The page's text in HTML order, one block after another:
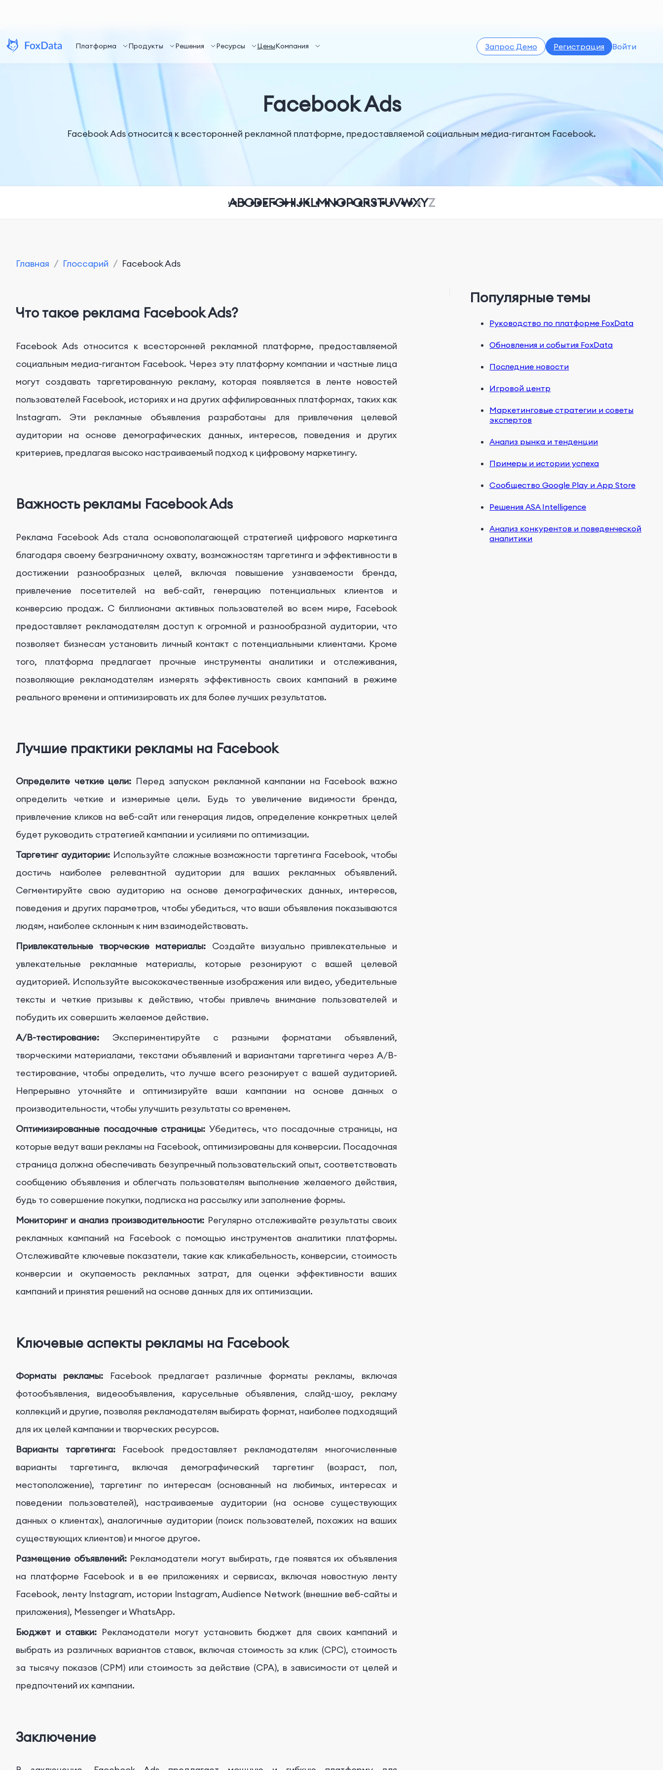
Платформа Продукты Решения Ресурсы ЦеныКомпания Запрос Демо Регистрация Войти
Facebook Ads
Facebook Ads относится к всесторонней рекламной платформе, предоставляемой социальным медиа-гигантом Facebook.
ABCDEFGHIJKLMNOPQRSTUVWXYZ
Главная / Глоссарий / Facebook Ads
Что такое реклама Facebook Ads?
Facebook Ads относится к всесторонней рекламной платформе, предоставляемой
социальным медиа-гигантом Facebook. Через эту платформу компании и частные лица
могут создавать таргетированную рекламу, которая появляется в ленте новостей
пользователей Facebook, историях и на других аффилированных платформах, таких как
Instagram. Эти рекламные объявления разработаны для привлечения целевой
аудитории на основе демографических данных, интересов, поведения и других
критериев, предлагая высоко настраиваемый подход к цифровому маркетингу.
Важность рекламы Facebook Ads
Реклама Facebook Ads стала основополагающей стратегией цифрового маркетинга
благодаря своему безграничному охвату, возможностям таргетинга и эффективности в
достижении разнообразных целей, включая повышение узнаваемости бренда,
привлечение посетителей на веб-сайт, генерацию потенциальных клиентов и
конверсию продаж. С биллионами активных пользователей во всем мире, Facebook
предоставляет рекламодателям доступ к огромной и разнообразной аудитории, что
позволяет бизнесам установить личный контакт с потенциальными клиентами. Кроме
того, платформа предлагает прочные инструменты аналитики и отслеживания,
позволяющие рекламодателям измерять эффективность своих кампаний в режиме
реального времени и оптимизировать их для более лучших результатов.
Лучшие практики рекламы на Facebook
Определите четкие цели: Перед запуском рекламной кампании на Facebook важно
определить четкие и измеримые цели. Будь то увеличение видимости бренда,
привлечение кликов на веб-сайт или генерация лидов, определение конкретных целей
будет руководить стратегией кампании и усилиями по оптимизации.
Таргетинг аудитории:Используйте сложные возможности таргетинга Facebook, чтобы
достичь наиболее релевантной аудитории для ваших рекламных объявлений.
Сегментируйте свою аудиторию на основе демографических данных, интересов,
поведения и других параметров, чтобы убедиться, что ваши объявления показываются
людям, наиболее склонным к ним взаимодействовать.
Привлекательные творческие материалы: Создайте визуально привлекательные и
увлекательные рекламные материалы, которые резонируют с вашей целевой
аудиторией. Используйте высококачественные изображения или видео, убедительные
тексты и четкие призывы к действию, чтобы привлечь внимание пользователей и
побудить их совершить желаемое действие.
A/B-тестирование: Экспериментируйте с разными форматами объявлений,
творческими материалами, текстами объявлений и вариантами таргетинга через A/B-
тестирование, чтобы определить, что лучше всего резонирует с вашей аудиторией.
Непрерывно уточняйте и оптимизируйте ваши кампании на основе данных о
производительности, чтобы улучшить результаты со временем.
Оптимизированные посадочные страницы: Убедитесь, что посадочные страницы, на
которые ведут ваши рекламы на Facebook, оптимизированы для конверсии. Посадочная
страница должна обеспечивать безупречный пользовательский опыт, соответствовать
сообщению объявления и облегчать пользователям выполнение желаемого действия,
будь то совершение покупки, подписка на рассылку или заполнение формы.
Мониторинг и анализ производительности: Регулярно отслеживайте результаты своих
рекламных кампаний на Facebook с помощью инструментов аналитики платформы.
Отслеживайте ключевые показатели, такие как кликабельность, конверсии, стоимость
конверсии и окупаемость рекламных затрат, для оценки эффективности ваших
кампаний и принятия решений на основе данных для их оптимизации.
Ключевые аспекты рекламы на Facebook
Форматы рекламы:Facebook предлагает различные форматы рекламы, включая
фотообъявления, видеообъявления, карусельные объявления, слайд-шоу, рекламу
коллекций и другие, позволяя рекламодателям выбирать формат, наиболее подходящий
для их целей кампании и творческих ресурсов.
Варианты таргетинга:Facebook предоставляет рекламодателям многочисленные
варианты таргетинга, включая демографический таргетинг (возраст, пол,
местоположение), таргетинг по интересам (основанный на любимых, интересах и
поведении пользователей), настраиваемые аудитории (на основе существующих
данных о клиентах), аналогичные аудитории (поиск пользователей, похожих на ваших
существующих клиентов) и многое другое.
Размещение объявлений:Рекламодатели могут выбирать, где появятся их объявления
на платформе Facebook и в ее приложениях и сервисах, включая новостную ленту
Facebook, ленту Instagram, истории Instagram, Audience Network (внешние веб-сайты и
приложения), Messenger и WhatsApp.
Бюджет и ставки: Рекламодатели могут установить бюджет для своих кампаний и
выбрать из различных вариантов ставок, включая стоимость за клик (CPC), стоимость
за тысячу показов (CPM) или стоимость за действие (CPA), в зависимости от целей и
предпочтений их кампании.
Заключение
Популярные темы
Руководство по платформе FoxData
Обновления и события FoxData
Последние новости
Игровой центр
Маркетинговые стратегии и советы
экспертов
Анализ рынка и тенденции
Примеры и истории успеха
Сообщество Google Play и App Store
Решения ASA Intelligence
Анализ конкурентов и поведенческой
аналитики